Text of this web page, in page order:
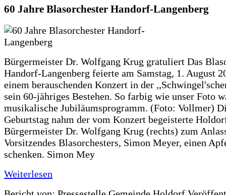
60 Jahre Blasorchester Handorf-Langenberg
Bürgermeister Dr. Wolfgang Krug gratuliert Das
Handorf-Langenberg feierte am Samstag, 1. August
einem berauschenden Konzert in der
sein 60-jähriges Bestehen. So farbig wie unser Foto
musikalische Jubiläumsprogramm. (Foto: Vollmer)
Geburtstag nahm der vom Konzert begeisterte
Bürgermeister Dr. Wolfgang Krug (rechts) zum
Vorsitzendes Blasorchesters, Simon Meyer, einen
schenken. Simon Mey
Weiterlesen